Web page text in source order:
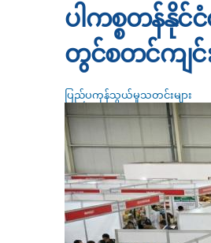
ပါကစ္စတန်နိုင်
တွင်စတင်ကျင်
ပြည်ပကုန်သွယ်မှုသတင်းများ